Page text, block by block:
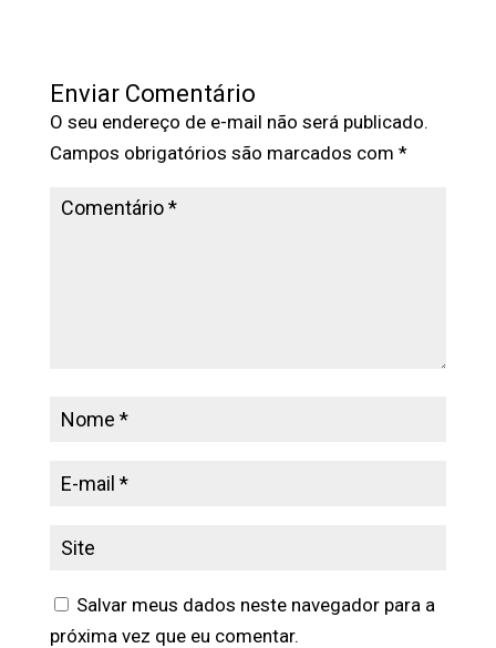
Enviar Comentário
O seu endereço de e-mail não será publicado.
Campos obrigatórios são marcados com *
Salvar meus dados neste navegador para a
próxima vez que eu comentar.